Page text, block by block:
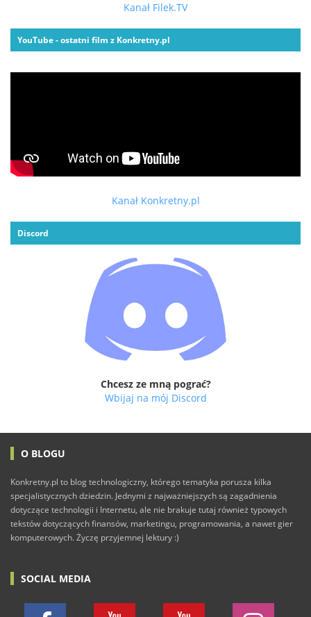
Kanał Filek.TV
YouTube - ostatni film z Konkretny.pl
Kanał Konkretny.pl
Discord
Chcesz ze mną pograć?
Wbijaj na mój Discord
O BLOGU
Konkretny.pl to blog technologiczny, którego tematyka porusza kilka
specjalistycznych dziedzin. Jednymi z najważniejszych są zagadnienia
dotyczące technologii i Internetu, ale nie brakuje tutaj również typowych
tekstów dotyczących finansów, marketingu, programowania, a nawet gier
komputerowych. Życzę przyjemnej lektury :)
SOCIAL MEDIA